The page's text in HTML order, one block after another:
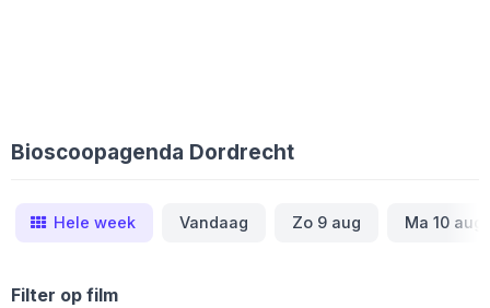
Bioscoopagenda Dordrecht
Hele week Vandaag Zo 9 aug Ma 10 aug
Filter op film